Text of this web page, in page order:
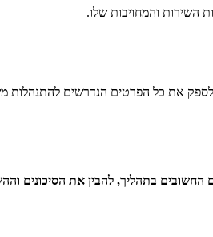
השירות והמחויבות שלו.
לספק את כל הפרטים הנדרשים להתנהלות
בתהליך, להבין את הסיכונים